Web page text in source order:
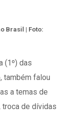
Brasil | Foto:
(1º) das
também falou
a temas de
troca de dívidas